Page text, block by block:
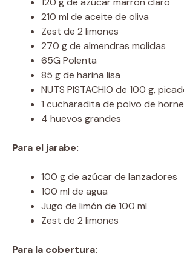
210 ml de aceite de oliva
Zest de 2 limones
270 g de almendras molidas
65G Polenta
85 g de harina lisa
NUTS PISTACHIO de 100 g,
1 cucharadita de polvo de
4 huevos grandes
Para el jarabe:
100 g de azúcar de lanzadores
100 ml de agua
Jugo de limón de 100 ml
Zest de 2 limones
Para la cobertura: